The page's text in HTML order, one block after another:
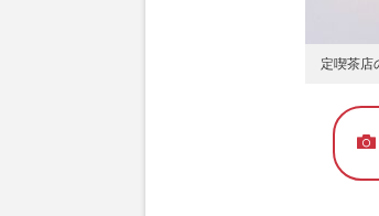
定喫茶